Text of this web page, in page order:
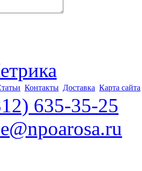
Контакты Доставка Карта сайта
635-35-25